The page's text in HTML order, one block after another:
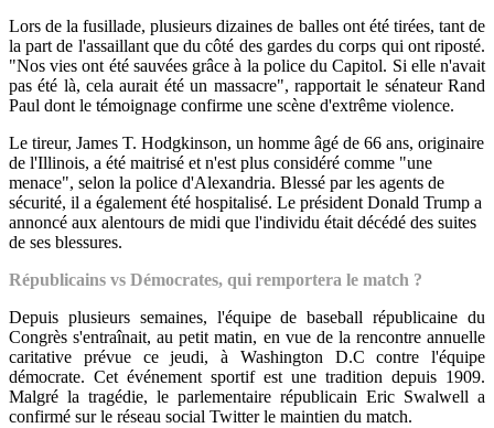
Lors de la fusillade, plusieurs dizaines de balles ont été tirées, tant de
la part de l'assaillant que du côté des gardes du corps qui ont riposté.
"Nos vies ont été sauvées grâce à la police du Capitol. Si elle n'avait
pas été là, cela aurait été un massacre", rapportait le sénateur Rand
Paul dont le témoignage confirme une scène d'extrême violence.
Le tireur, James T. Hodgkinson, un homme âgé de 66 ans, originaire
de l'Illinois, a été maitrisé et n'est plus considéré comme "une
menace", selon la police d'Alexandria. Blessé par les agents de
sécurité, il a également été hospitalisé. Le président Donald Trump a
annoncé aux alentours de midi que l'individu était décédé des suites
de ses blessures.
Républicains vs Démocrates, qui remportera le match ?
Depuis plusieurs semaines, l'équipe de baseball républicaine du
Congrès s'entraînait, au petit matin, en vue de la rencontre annuelle
caritative prévue ce jeudi, à Washington D.C contre l'équipe
démocrate. Cet événement sportif est une tradition depuis 1909.
Malgré la tragédie, le parlementaire républicain Eric Swalwell a
confirmé sur le réseau social Twitter le maintien du match.